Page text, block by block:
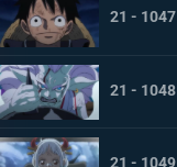
21 - 1047
21 - 1048
21 - 1049